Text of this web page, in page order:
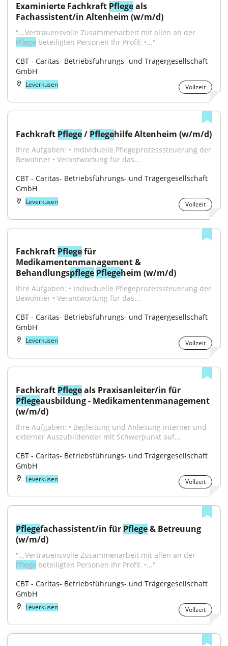
Examinierte Fachkraft Pflege als
Fachassistent/in Altenheim (w/m/d)
Pflege beteiligten Personen Ihr Profil: •..."
CBT - Caritas- Betriebsführungs- und Trägergesellschaft
GmbH
Leverkusen Vollzeit
Fachkraft Pflege / Pflegehilfe Altenheim (w/m/d)
Ihre Aufgaben: • Individuelle Pflegeprozesssteuerung der
Bewohner • Verantwortung für das...
CBT - Caritas- Betriebsführungs- und Trägergesellschaft
GmbH
Leverkusen Vollzeit
Fachkraft Pflege für
Medikamentenmanagement &
Behandlungspflege Pflegeheim (w/m/d)
Ihre Aufgaben: • Individuelle Pflegeprozesssteuerung der
Bewohner • Verantwortung für das...
CBT - Caritas- Betriebsführungs- und Trägergesellschaft
GmbH
Leverkusen Vollzeit
Fachkraft Pflege
Pflegeausbildung - Medikamentenmanagement
(w/m/d)
Ihre Aufgaben: • Begleitung und Anleitung interner und
externer Auszubildender mit Schwerpunkt auf...
CBT - Caritas- Betriebsführungs- und Trägergesellschaft
GmbH
Leverkusen Vollzeit
Pflegefachassistent/in für Pflege & Betreuung
(w/m/d)
Pflege beteiligten Personen Ihr Profil: •..."
CBT - Caritas- Betriebsführungs- und Trägergesellschaft
GmbH
Leverkusen Vollzeit